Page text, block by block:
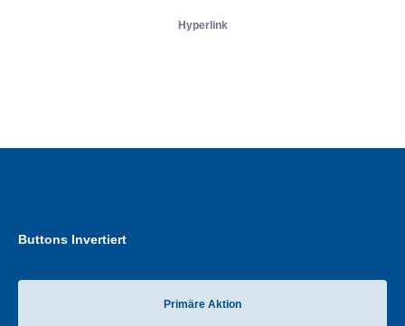
Hyperlink
Buttons Invertiert
Primäre Aktion